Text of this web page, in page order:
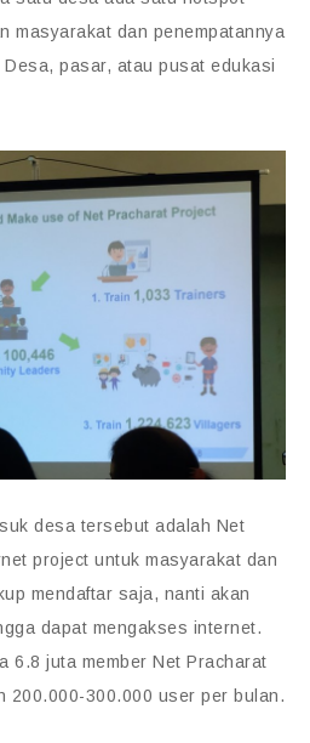
masyarakat dan penempatannya
pasar, atau pusat edukasi
desa tersebut adalah Net
project untuk masyarakat dan
mendaftar saja, nanti akan
dapat mengakses internet.
6.8 juta member Net Pracharat
200.000-300.000 user per bulan.